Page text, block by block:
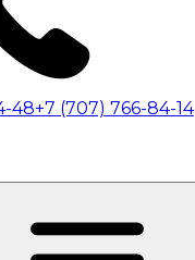
48+7 (707) 766-84-14